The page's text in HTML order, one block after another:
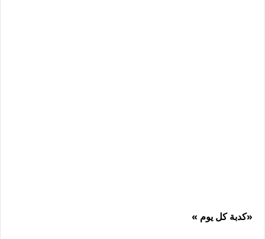
«كدبة كل يوم »